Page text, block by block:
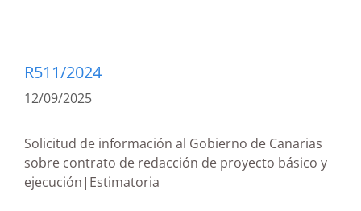
R511/2024
12/09/2025
Solicitud de información al Gobierno de Canarias
sobre contrato de redacción de proyecto básico y
ejecución|Estimatoria